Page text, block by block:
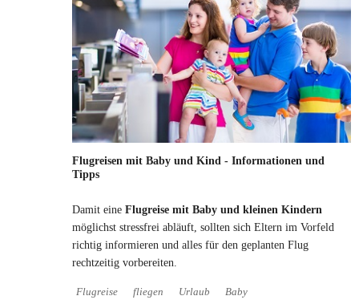
Flugreisen mit Baby und Kind - Informationen und
Tipps
Damit eine Flugreise mit Baby und kleinen Kindern
möglichst stressfrei abläuft, sollten sich Eltern im Vorfeld
richtig informieren und alles für den geplanten Flug
rechtzeitig vorbereiten.
Flugreise fliegen Urlaub Baby